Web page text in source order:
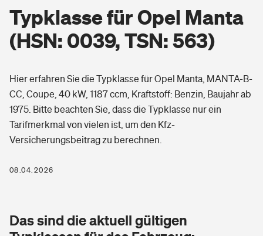
Berufsunfähigkeitsversicherung
Erwerbsunfähigkeitsversicherung
Grundfähigkeitsversicherung
Arbeitsrechtsschutz
Berufshaftpflichtversicherung
Zur Übersicht
Tools
Wohnen
Hausratversicherung
Glasversicherung
Freizeit
Pri­vate Haft­pflicht­
Gesundheit
Private Krankenversicherung
Dread-Disease-Versicherung
Typklasse für Opel Manta
(HSN: 0039, TSN: 563)
Hier erfahren Sie die Typklasse für Opel Manta, MANTA-B-
CC, Coupe, 40 kW, 1187 ccm, Kraftstoff: Benzin, Baujahr ab
1975. Bitte beachten Sie, dass die Typklasse nur ein
Tarifmerkmal von vielen ist, um den Kfz-
Versicherungsbeitrag zu berechnen.
08.04.2026
Das sind die aktuell gültigen